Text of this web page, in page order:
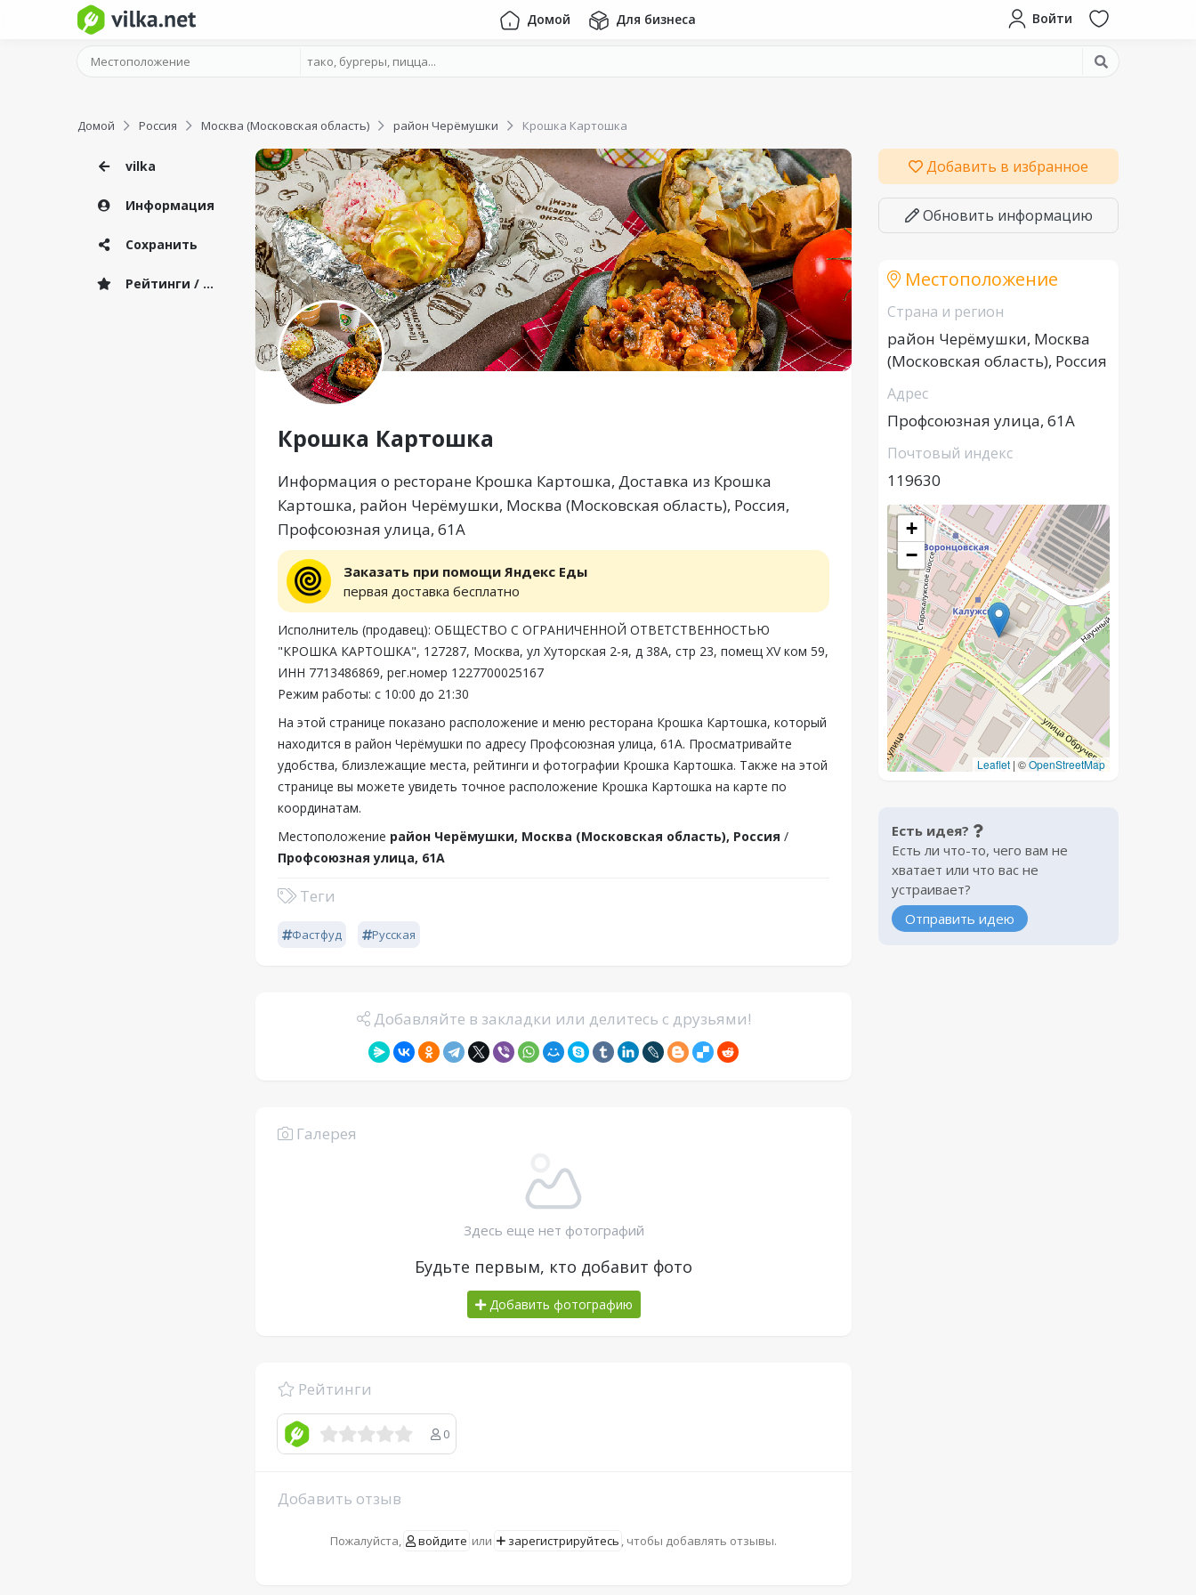
Домой Для бизнеса Войти
Домой Россия Москва (Московская область) район Черёмушки Крошка Картошка
vilka
Информация
Сохранить
Рейтинги / Отзывы
Крошка Картошка
Информация о ресторане Крошка Картошка, Доставка из Крошка
Картошка, район Черёмушки, Москва (Московская область), Россия,
Профсоюзная улица, 61А
Заказать при помощи Яндекс Еды
первая доставка бесплатно
Исполнитель (продавец): ОБЩЕСТВО С ОГРАНИЧЕННОЙ ОТВЕТСТВЕННОСТЬЮ
"КРОШКА КАРТОШКА", 127287, Москва, ул Хуторская 2-я, д 38А, стр 23, помещ XV ком 59,
ИНН 7713486869, рег.номер 1227700025167
Режим работы: с 10:00 до 21:30
На этой странице показано расположение и меню ресторана Крошка Картошка, который
находится в район Черёмушки по адресу Профсоюзная улица, 61А. Просматривайте
удобства, близлежащие места, рейтинги и фотографии Крошка Картошка. Также на этой
странице вы можете увидеть точное расположение Крошка Картошка на карте по
координатам.
Местоположение район Черёмушки, Москва (Московская область), Россия /
Профсоюзная улица, 61А
Теги
Фастфуд Русская
Добавляйте в закладки или делитесь с друзьями!
Галерея
Здесь еще нет фотографий
Будьте первым, кто добавит фото
Добавить фотографию
Рейтинги
0
Добавить отзыв
Пожалуйста, войдите или зарегистрируйтесь , чтобы добавлять отзывы.
Добавить в избранное
Обновить информацию
Местоположение
Страна и регион
район Черёмушки, Москва
(Московская область), Россия
Адрес
Профсоюзная улица, 61А
Почтовый индекс
119630
+
−
Leaflet | ©OpenStreetMap
Есть идея?
Есть ли что-то, чего вам не
хватает или что вас не
устраивает?
Отправить идею